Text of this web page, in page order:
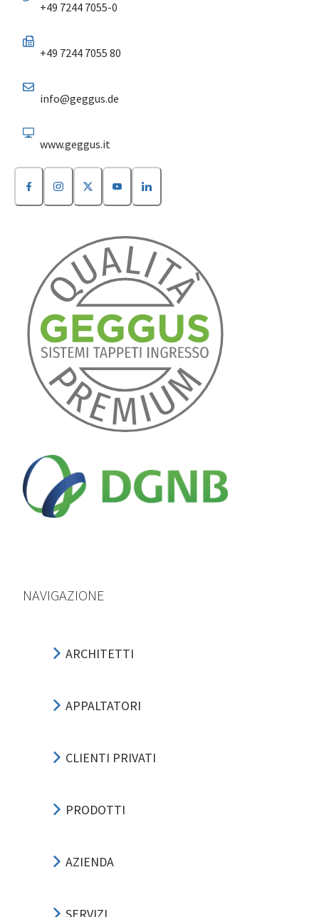
+49 7244 7055-0
+49 7244 7055 80
info@geggus.de
www.geggus.it
NAVIGAZIONE
ARCHITETTI
APPALTATORI
CLIENTI PRIVATI
PRODOTTI
AZIENDA
SERVIZI